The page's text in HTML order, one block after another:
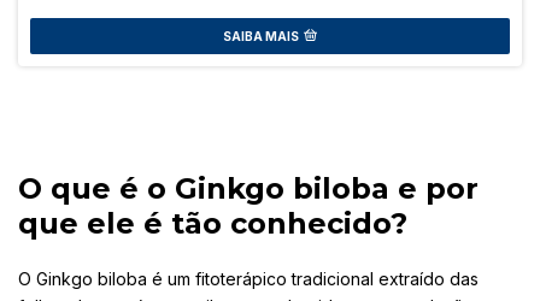
SAIBA MAIS
O que é o Ginkgo biloba e por
que ele é tão conhecido?
O Ginkgo biloba é um fitoterápico tradicional extraído das